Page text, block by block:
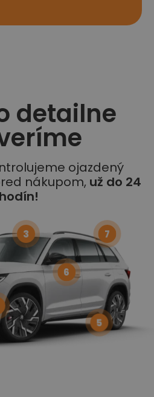
detailne
ojazdený
nákupom, už do 24
hodín!
3
5
6
7